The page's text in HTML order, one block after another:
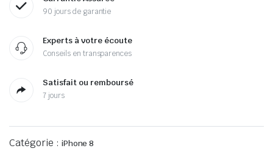
90 jours de garantie
Experts à votre écoute
Conseils en transparences
Satisfait ou remboursé
7 jours
Catégorie : iPhone 8